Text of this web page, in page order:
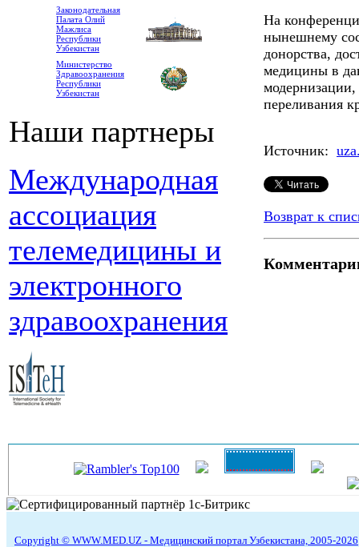
Законодательная
Палата Олий
Мажлиса
Республики
Узбекистан
Министерство
Здравоохранения
Республики
Узбекистан
Наши партнеры
Международная
ассоциация
телемедицины и
электронного
здравоохранения
На
нынешнему
донорства,
медицины в
переливания
Источник:
Возврат к
Copyright © WWW.MED.UZ - Медицинский портал Узбекистана, 2005-2026